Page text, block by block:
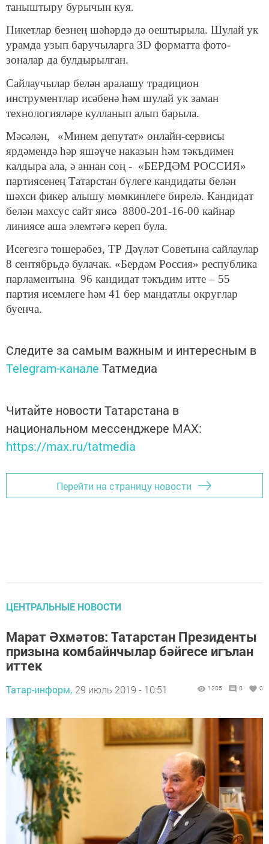
таныштыру бурычын куя.
Пикетлар безнең шәһәрдә дә оештырыла. Шулай ук
урамда узып баручыларга 3D форматта фото-
зоналар да булдырылган.
Сайлаучылар белән аралашу традицион
инструментлар исәбенә һәм шулай ук заман
технологияләре кулланып алып барыла.
Мәсәлән, «Минем депутат» онлайн-сервисы
ярдәмендә һәр яшәүче наказын һәм тәкъдимен
калдыра ала, ә аннан соң - «БЕРДӘМ РОССИЯ»
партиясенең Татарстан бүлеге кандидаты белән
шәхси фикер алышу мөмкинлеге бирелә. Кандидат
белән махсус сайт яисә 8800-201-16-00 кайнар
линиясе аша элемтәгә кереп була.
Исегезгә төшерәбез, ТР Дәүләт Советына сайлаулар
8 сентябрьдә булачак. «Бердәм Россия» республика
парламентына 96 кандидат тәкъдим итте – 55
партия исемлеге һәм 41 бер мандатлы округлар
буенча.
Следите за самым важным и интересным в
Telegram-канале Татмедиа
Читайте новости Татарстана в
национальном мессенджере MАХ:
https://max.ru/tatmedia
Перейти на страницу новости
ЦЕНТРАЛЬНЫЕ НОВОСТИ
Марат Әхмәтов: Татарстан Президенты
призына комбайнчылар бәйгесе игълан
иттек
Татар-информ, 29 июль 2019 - 10:51 1205 0 0